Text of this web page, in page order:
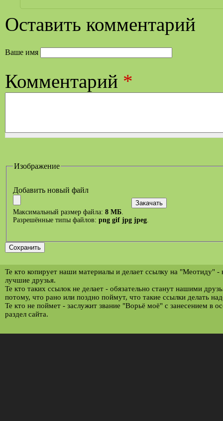
Оставить комментарий
Ваше имя
Комментарий *
Изображение
Добавить новый файл
Максимальный размер файла: 8 МБ
Разрешённые типы файлов: png gif jpg jpeg
Те кто копирует наши материалы и делает ссылку на "Меотиду" -
лучшие друзья.
Те кто таких ссылок не делает - обязательно станут нашими
потому, что рано или поздно поймут, что такие ссылки делать
Те кто не поймет - заслужит звание "Ворьё моё" с занесением в
раздел сайта.